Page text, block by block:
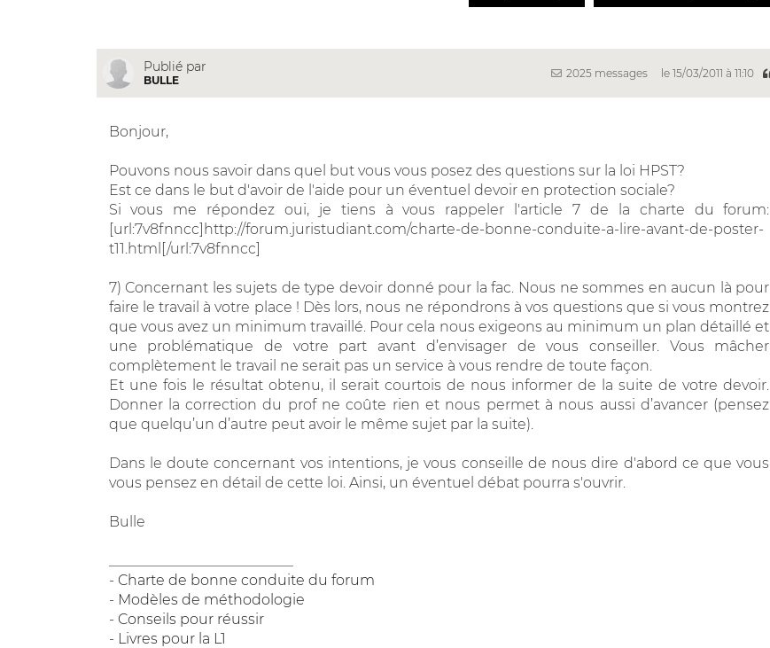
Publié par
BULLE
2025 messages le 15/03/2011 à 11:10
Bonjour,
Pouvons nous savoir dans quel but vous vous posez des questions sur la loi HPST?
Est ce dans le but d'avoir de l'aide pour un éventuel devoir en protection sociale?
Si vous me répondez oui, je tiens à vous rappeler l'article 7 de la charte du forum:
[url:7v8fnncc]http://forum.juristudiant.com/charte-de-bonne-conduite-a-lire-avant-de-poster-
t11.html[/url:7v8fnncc]
7) Concernant les sujets de type devoir donné pour la fac. Nous ne sommes en aucun là pour
faire le travail à votre place ! Dès lors, nous ne répondrons à vos questions que si vous montrez
que vous avez un minimum travaillé. Pour cela nous exigeons au minimum un plan détaillé et
une problématique de votre part avant d’envisager de vous conseiller. Vous mâcher
complètement le travail ne serait pas un service à vous rendre de toute façon.
Et une fois le résultat obtenu, il serait courtois de nous informer de la suite de votre devoir.
Donner la correction du prof ne coûte rien et nous permet à nous aussi d’avancer (pensez
que quelqu’un d’autre peut avoir le même sujet par la suite).
Dans le doute concernant vos intentions, je vous conseille de nous dire d'abord ce que vous
vous pensez en détail de cette loi. Ainsi, un éventuel débat pourra s'ouvrir.
Bulle
- Charte de bonne conduite du forum
- Modèles de méthodologie
- Conseils pour réussir
- Livres pour la L1